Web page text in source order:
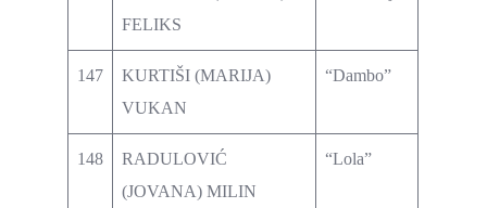
FELIKS
147
KURTIŠI (MARIJA)
VUKAN
“Dambo”
148
RADULOVIĆ
(JOVANA) MILIN
“Lola”